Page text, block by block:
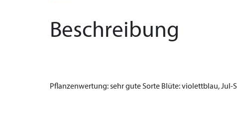
Beschreibung
Pflanzenwertung:sehr gute Sorte Blüte:violettblau, Jul-